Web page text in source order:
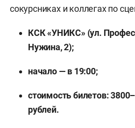
сокурсниках и коллегах по
КСК «УНИКС» (ул.
Нужина, 2);
начало — в 19:00;
стоимость билетов:
рублей.